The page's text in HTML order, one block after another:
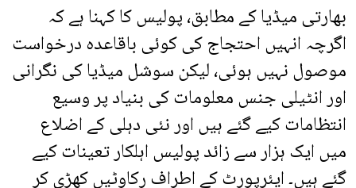
بھارتی میڈیا کے مطابق، پولیس کا کہنا ہے کہ
اگرچہ انہیں احتجاج کی کوئی باقاعدہ درخواست
موصول نہیں ہوئی، لیکن سوشل میڈیا کی نگرانی
اور انٹیلی جنس معلومات کی بنیاد پر وسیع
انتظامات کیے گئے ہیں اور نئی دہلی کے اضلاع
میں ایک ہزار سے زائد پولیس اہلکار تعینات کیے
گئے ہیں۔ ایئرپورٹ کے اطراف رکاوٹیں کھڑی کر